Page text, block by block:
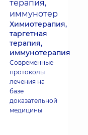
Химиотерапия,
таргетная
терапия,
иммунотерапия
Современные
протоколы
лечения на
базе
доказательной
медицины